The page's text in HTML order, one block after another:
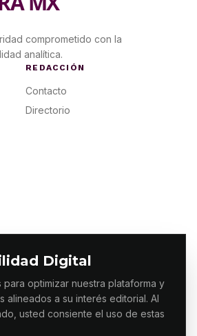
Digital
para optimizar nuestra plataforma y
alineados a su interés editorial. Al
usted consiente el uso de estas
comprometido con la
analítica.
REDACCIÓN
Contacto
Directorio
MX. ALGUNOS DERECHOS
MAKING.MX